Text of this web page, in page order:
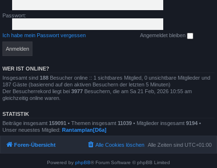
Passwort:
Ich habe mein Passwort vergessen Angemeldet bleiben
WER IST ONLINE?
Insgesamt sind 188 Besucher online :: 1 sichtbares Mitglied, 0 unsichtbare Mitglieder und
187 Gäste (basierend auf den aktiven Besuchern der letzten 5 Minuten)
Der Besucherrekord liegt bei 3977 Besuchern, die am Sa 21 Feb, 2026 10:55 am
gleichzeitig online waren.
STATISTIK
Beiträge insgesamt 159091 • Themen insgesamt 11039 • Mitglieder insgesamt 9194 •
Unser neuestes Mitglied: Rantamplan[D6a]
Foren-Übersicht Alle Zeiten sind UTC+01:00
Alle Cookies löschen
Powered by phpBB® Forum Software © phpBB Limited